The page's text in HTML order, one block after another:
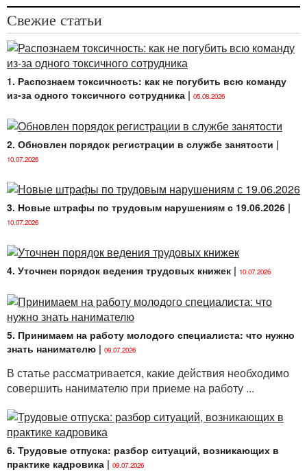
Свежие статьи
1. Распознаем токсичность: как не погубить всю команду
из-за одного токсичного сотрудника | 05.08.2026
2. Обновлен порядок регистрации в службе занятости |
10.07.2026
3. Новые штрафы по трудовым нарушениям с 19.06.2026 |
10.07.2026
4. Уточнен порядок ведения трудовых книжек | 10.07.2026
5. Принимаем на работу молодого специалиста: что нужно
знать нанимателю | 09.07.2026
В статье рассматривается, какие действия необходимо
совершить нанимателю при приеме на работу ...
6. Трудовые отпуска: разбор ситуаций, возникающих в
практике кадровика | 09.07.2026